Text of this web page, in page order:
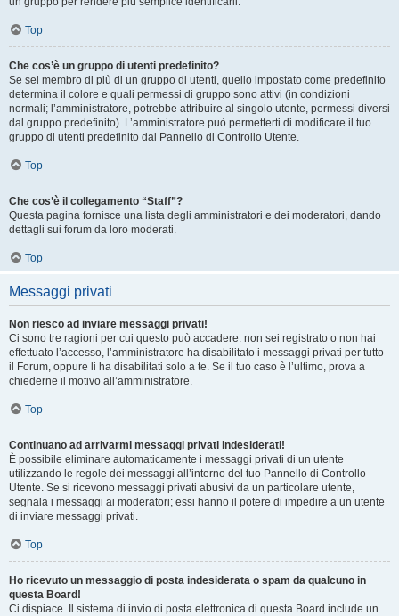
Top
Che cos’è un gruppo di utenti predefinito?
Se sei membro di più di un gruppo di utenti, quello impostato come predefinito
determina il colore e quali permessi di gruppo sono attivi (in condizioni
normali; l’amministratore, potrebbe attribuire al singolo utente, permessi diversi
dal gruppo predefinito). L’amministratore può permetterti di modificare il tuo
gruppo di utenti predefinito dal Pannello di Controllo Utente.
Top
Che cos’è il collegamento “Staff”?
Questa pagina fornisce una lista degli amministratori e dei moderatori, dando
dettagli sui forum da loro moderati.
Top
Messaggi privati
Non riesco ad inviare messaggi privati!
Ci sono tre ragioni per cui questo può accadere: non sei registrato o non hai
effettuato l’accesso, l’amministratore ha disabilitato i messaggi privati per tutto
il Forum, oppure li ha disabilitati solo a te. Se il tuo caso è l’ultimo, prova a
chiederne il motivo all’amministratore.
Top
Continuano ad arrivarmi messaggi privati indesiderati!
È possibile eliminare automaticamente i messaggi privati ​​di un utente
utilizzando le regole dei messaggi all’interno del tuo Pannello di Controllo
Utente. Se si ricevono messaggi privati ​​abusivi da un particolare utente,
segnala i messaggi ai moderatori; essi hanno il potere di impedire a un utente
di inviare messaggi privati​​.
Top
Ho ricevuto un messaggio di posta indesiderata o spam da qualcuno in
questa Board!
Ci dispiace. Il sistema di invio di posta elettronica di questa Board include un